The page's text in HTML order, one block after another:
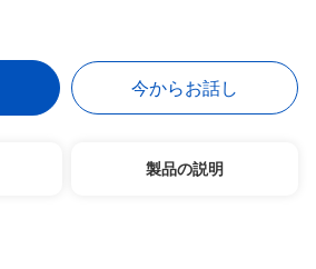
今からお話し
製品の説明